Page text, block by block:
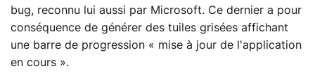
bug, reconnu lui aussi par Microsoft. Ce dernier a pour
conséquence de générer des tuiles grisées affichant
une barre de progression « mise à jour de l'application
en cours ».